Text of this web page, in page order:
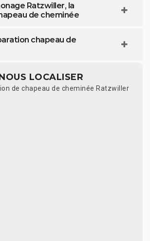
Ratzwiller, la
de cheminée
chapeau de
LOCALISER
de chapeau de cheminée Ratzwiller